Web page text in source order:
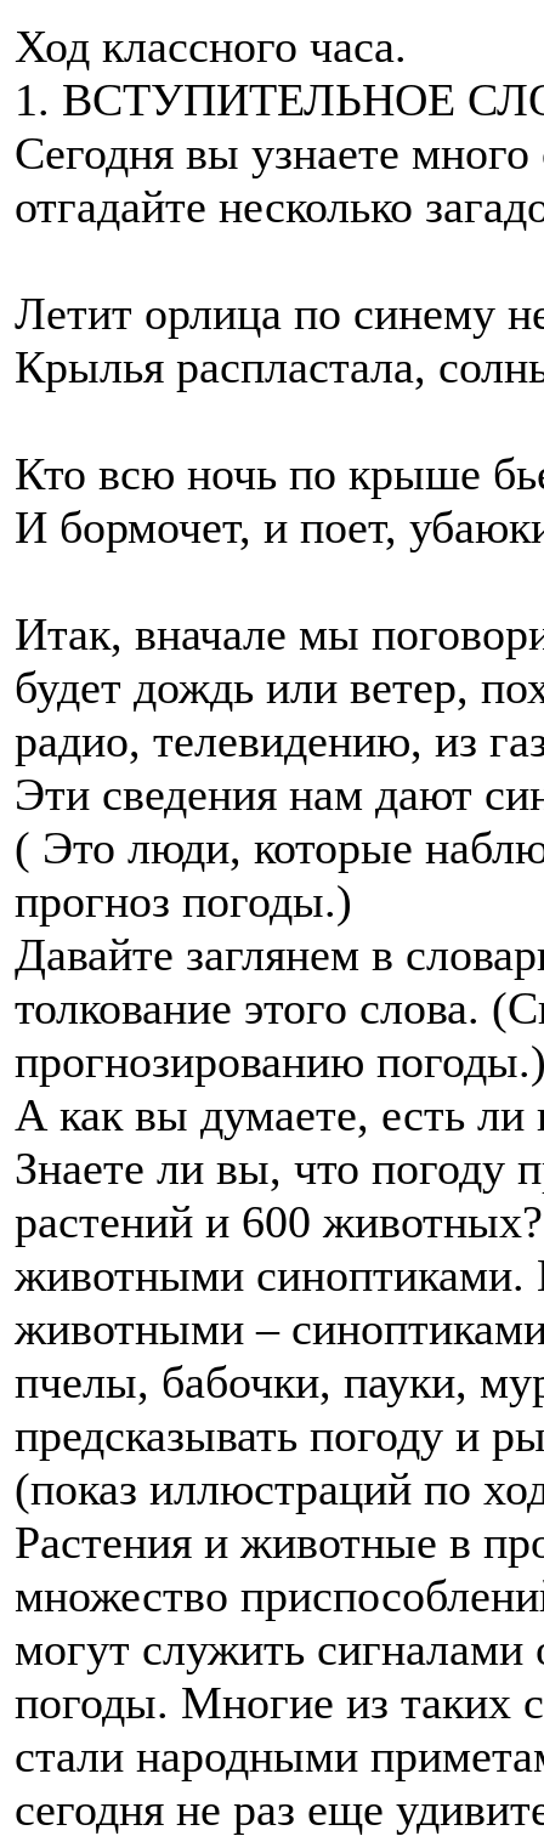
Ход классного часа.
1. ВСТУПИТЕЛЬНОЕ
Сегодня вы узнаете
отгадайте несколько
Летит орлица по синему
Крылья распластала,
Кто всю ночь по крыше
И бормочет, и поет,
Итак, вначале мы
будет дождь или ветер,
радио, телевидению, из
Эти сведения нам дают
( Это люди, которые
прогноз погоды.)
Давайте заглянем в
толкование этого слова.
прогнозированию
А как вы думаете, есть
Знаете ли вы, что погоду
растений и 600
животными синоптиками.
животными –
пчелы, бабочки, пауки,
предсказывать погоду и
(показ иллюстраций по
Растения и животные в
множество
могут служить
погоды. Многие из таких
стали народными
сегодня не раз еще